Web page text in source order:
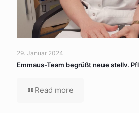
29. Januar 2024
Emmaus-Team begrüßt neue stellv.
Read more